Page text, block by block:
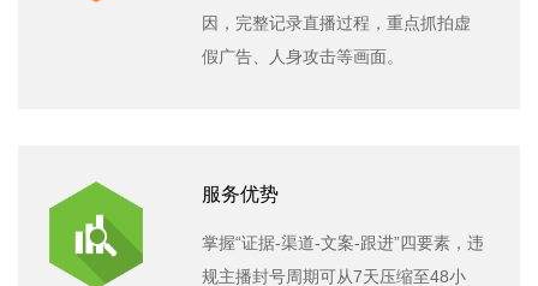
因，完整记录直播过程，重点抓拍虚
假广告、人身攻击等画面。
服务优势
掌握“证据-渠道-文案-跟进”四要素，违
规主播封号周期可从7天压缩至48小